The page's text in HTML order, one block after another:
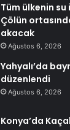
Tüm ülkenin su
Çölün
akacak
Ağustos 6, 2026
Yahyalı’da
düzenlendi
Ağustos 6, 2026
Konya’da